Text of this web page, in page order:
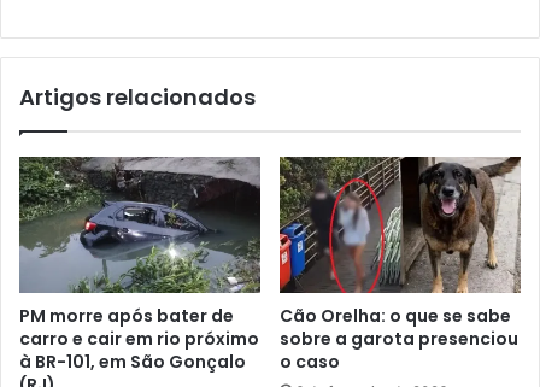
Artigos relacionados
PM morre após bater de
carro e cair em rio próximo
à BR-101, em São Gonçalo
Cão Orelha: o que se sabe
sobre a garota presenciou
o caso